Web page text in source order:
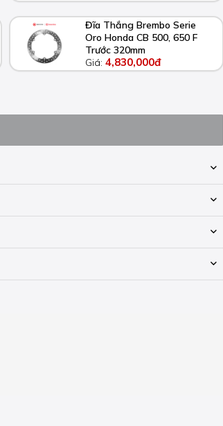
Đĩa Thắng Brembo Serie
Oro Honda CB 500, 650 F
Trước 320mm
Giá:4,830,000đ